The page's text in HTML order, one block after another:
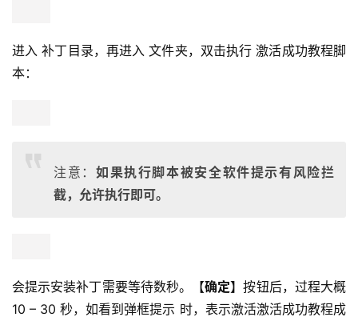
进入 补丁目录，再进入 文件夹，双击执行 激活成功教程脚
本：
注意： 如果执行脚本被安全软件提示有风险拦
截，允许执行即可。
会提示安装补丁需要等待数秒。【确定】按钮后，过程大概
10 – 30 秒，如看到弹框提示 时，表示激活激活成功教程成